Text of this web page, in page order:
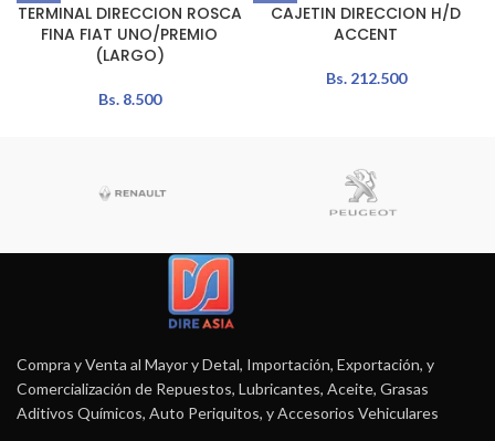
TERMINAL DIRECCION ROSCA
FINA FIAT UNO/PREMIO
(LARGO)
Bs.8.500
CAJETIN DIRECCION H/D
ACCENT
Bs.212.500
Compra y Venta al Mayor y Detal, Importación, Exportación, y
Comercialización de Repuestos, Lubricantes, Aceite, Grasas
Aditivos Químicos, Auto Periquitos, y Accesorios Vehiculares